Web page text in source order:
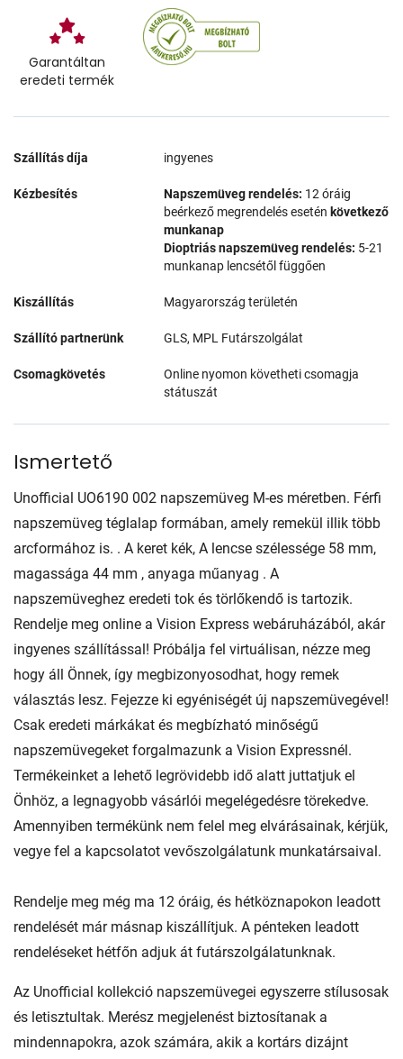
Garantáltan
eredeti termék
Szállítás díja ingyenes
Kézbesítés Napszemüveg rendelés: 12 óráig
beérkező megrendelés esetén következő
munkanap
Dioptriás napszemüveg rendelés: 5-21
munkanap lencsétől függően
Kiszállítás Magyarország területén
Szállító partnerünk GLS, MPL Futárszolgálat
Csomagkövetés
Online nyomon követheti csomagja
státuszát
Ismertető
Unofficial UO6190 002 napszemüveg M-es méretben. Férfi
napszemüveg téglalap formában, amely remekül illik több
arcformához is. . A keret kék, A lencse szélessége 58 mm,
magassága 44 mm , anyaga műanyag . A
napszemüveghez eredeti tok és törlőkendő is tartozik.
Rendelje meg online a Vision Express webáruházából, akár
ingyenes szállítással! Próbálja fel virtuálisan, nézze meg
hogy áll Önnek, így megbizonyosodhat, hogy remek
választás lesz. Fejezze ki egyéniségét új napszemüvegével!
Csak eredeti márkákat és megbízható minőségű
napszemüvegeket forgalmazunk a Vision Expressnél.
Termékeinket a lehető legrövidebb idő alatt juttatjuk el
Önhöz, a legnagyobb vásárlói megelégedésre törekedve.
Amennyiben termékünk nem felel meg elvárásainak, kérjük,
vegye fel a kapcsolatot vevőszolgálatunk munkatársaival.
Rendelje meg még ma 12 óráig, és hétköznapokon leadott
rendelését már másnap kiszállítjuk. A pénteken leadott
rendeléseket hétfőn adjuk át futárszolgálatunknak.
Az Unofficial kollekció napszemüvegei egyszerre stílusosak
és letisztultak. Merész megjelenést biztosítanak a
mindennapokra, azok számára, akik a kortárs dizájnt